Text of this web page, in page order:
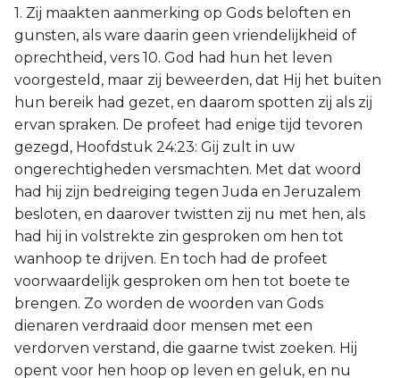
1. Zij maakten aanmerking op Gods beloften en
gunsten, als ware daarin geen vriendelijkheid of
oprechtheid, vers 10. God had hun het leven
voorgesteld, maar zij beweerden, dat Hij het buiten
hun bereik had gezet, en daarom spotten zij als zij
ervan spraken. De profeet had enige tijd tevoren
gezegd, Hoofdstuk 24:23: Gij zult in uw
ongerechtigheden versmachten. Met dat woord
had hij zijn bedreiging tegen Juda en Jeruzalem
besloten, en daarover twistten zij nu met hen, als
had hij in volstrekte zin gesproken om hen tot
wanhoop te drijven. En toch had de profeet
voorwaardelijk gesproken om hen tot boete te
brengen. Zo worden de woorden van Gods
dienaren verdraaid door mensen met een
verdorven verstand, die gaarne twist zoeken. Hij
opent voor hen hoop op leven en geluk, en nu